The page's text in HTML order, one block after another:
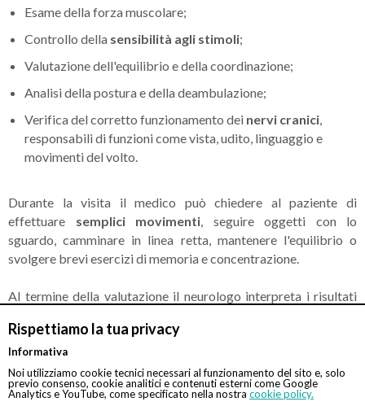
Rispettiamo la tua privacy
Informativa
Noi utilizziamo cookie tecnici necessari al funzionamento del sito e, solo
previo consenso, cookie analitici e contenuti esterni come Google
Analytics e YouTube, come specificato nella nostra cookie policy.
Esame della forza muscolare;
Controllo della sensibilità agli stimoli;
Valutazione dell'equilibrio e della coordinazione;
Analisi della postura e della deambulazione;
Verifica del corretto funzionamento dei nervi cranici
responsabili di funzioni come vista, udito, linguaggio e
movimenti del volto.
Durante la visita il medico può chiedere al paziente di
effettuare semplici movimenti , seguire oggetti con lo
sguardo, camminare in linea retta, mantenere l'equilibrio o
svolgere brevi esercizi di memoria e concentrazione.
Al termine della valutazione il neurologo interpreta i risultati
approfondimenti diagnostici. In presenza di particolari sintomi
o fattori di rischio, potrebbero essere prescritti
aggiuntivi.